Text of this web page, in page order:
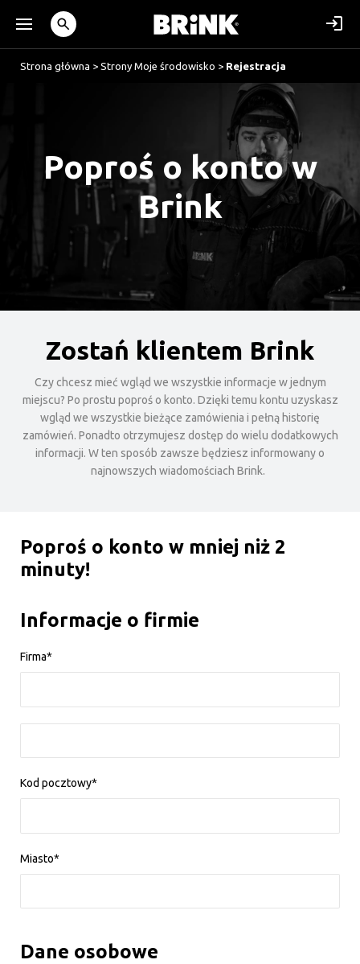
Strona główna > Strony Moje środowisko > Rejestracja
Poproś o konto w
Brink
Zostań klientem Brink
Czy chcesz mieć wgląd we wszystkie informacje w jednym
miejscu? Po prostu poproś o konto. Dzięki temu kontu uzyskasz
wgląd we wszystkie bieżące zamówienia i pełną historię
zamówień. Ponadto otrzymujesz dostęp do wielu dodatkowych
informacji. W ten sposób zawsze będziesz informowany o
najnowszych wiadomościach Brink.
Poproś o konto w mniej niż 2
minuty!
Informacje o firmie
Firma*
Kod pocztowy*
Miasto*
Dane osobowe